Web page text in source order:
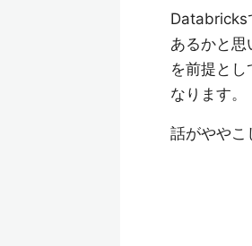
Databricks
あるかと
を前提と
なります。
話がややこ